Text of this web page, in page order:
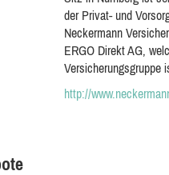
der Privat- und
Neckermann
ERGO Direkt AG,
Versicherungsgruppe
http://